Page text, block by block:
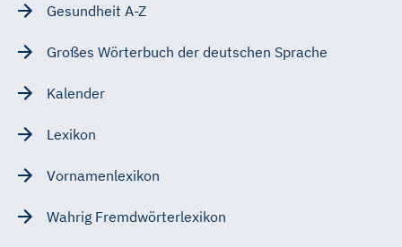
Gesundheit A-Z
Großes Wörterbuch der deutschen Sprache
Kalender
Lexikon
Vornamenlexikon
Wahrig Fremdwörterlexikon